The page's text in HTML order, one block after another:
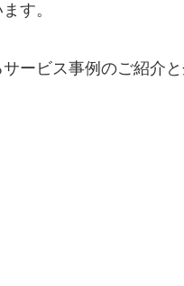
す。
ービス事例のご紹介